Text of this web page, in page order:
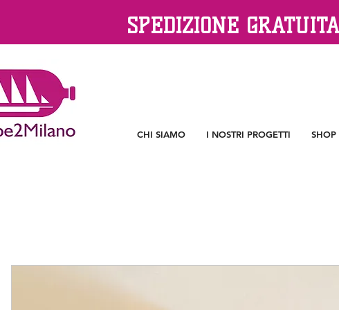
SPEDIZIONE
CHI SIAMO I NOSTRI PROGETTI